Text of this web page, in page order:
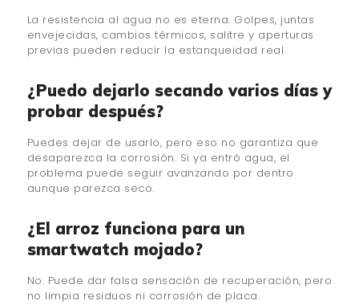
La resistencia al agua no es eterna. Golpes, juntas
envejecidas, cambios térmicos, salitre y aperturas
previas pueden reducir la estanqueidad real.
¿Puedo dejarlo secando varios días y
probar después?
Puedes dejar de usarlo, pero eso no garantiza que
desaparezca la corrosión. Si ya entró agua, el
problema puede seguir avanzando por dentro
aunque parezca seco.
¿El arroz funciona para un
smartwatch mojado?
No. Puede dar falsa sensación de recuperación, pero
no limpia residuos ni corrosión de placa.